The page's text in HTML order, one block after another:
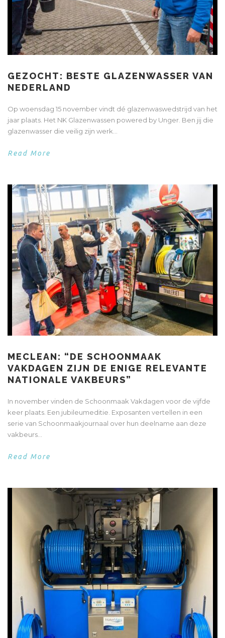
GEZOCHT: BESTE GLAZENWASSER VAN
NEDERLAND
Op woensdag 15 november vindt dé glazenwaswedstrijd van het
jaar plaats. Het NK Glazenwassen powered by Unger. Ben jij die
glazenwasser die veilig zijn werk...
Read More
MECLEAN: “DE SCHOONMAAK
VAKDAGEN ZIJN DE ENIGE RELEVANTE
NATIONALE VAKBEURS”
In november vinden de Schoonmaak Vakdagen voor de vijfde
keer plaats. Een jubileumeditie. Exposanten vertellen in een
serie van Schoonmaakjournaal over hun deelname aan deze
vakbeurs...
Read More